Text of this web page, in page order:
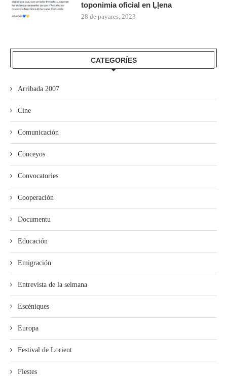
toponimia oficial en Ḷḷena
28 de payares, 2023
CATEGORÍES
Arribada 2007
Cine
Comunicación
Conceyos
Convocatories
Cooperación
Documentu
Educación
Emigración
Entrevista de la selmana
Escéniques
Europa
Festival de Lorient
Fiestes